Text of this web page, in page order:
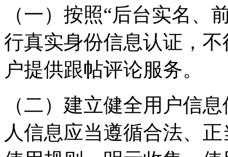
（一）按照“后台实名、
行真实身份信息认证，
户提供跟帖评论服务。
（二）建立健全用户信
人信息应当遵循合法、